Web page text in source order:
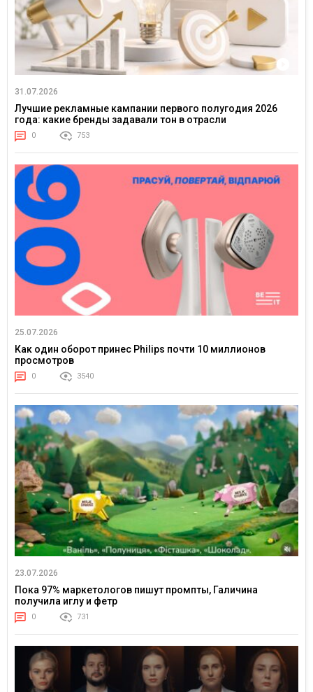
31.07.2026
Лучшие рекламные кампании первого полугодия 2026
года: какие бренды задавали тон в отрасли
0 753
25.07.2026
Как один оборот принес Philips почти 10 миллионов
просмотров
0 3540
23.07.2026
Пока 97% маркетологов пишут промпты, Галичина
получила иглу и фетр
0 731